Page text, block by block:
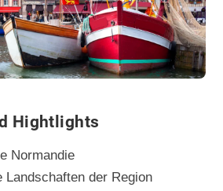
Hightlights
Normandie
Landschaften der Region